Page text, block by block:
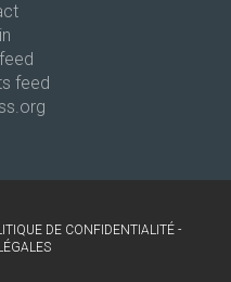
feed
DE CONFIDENTIALITÉ-